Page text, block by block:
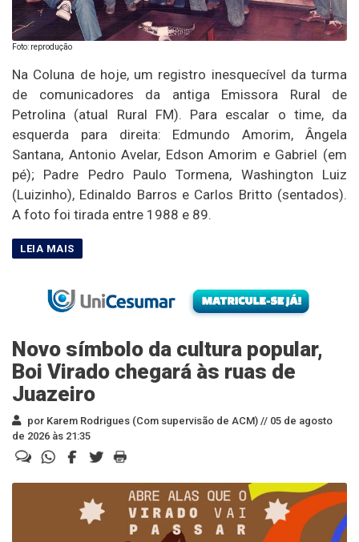
Foto: reprodução
Na Coluna de hoje, um registro inesquecível da turma
de comunicadores da antiga Emissora Rural de
Petrolina (atual Rural FM). Para escalar o time, da
esquerda para direita: Edmundo Amorim, Ângela
Santana, Antonio Avelar, Edson Amorim e Gabriel (em
pé); Padre Pedro Paulo Tormena, Washington Luiz
(Luizinho), Edinaldo Barros e Carlos Britto (sentados).
A foto foi tirada entre 1988 e 89.
Novo símbolo da cultura popular,
Boi Virado chegará às ruas de
Juazeiro
por Karem Rodrigues (Com supervisão de ACM) // 05 de agosto
de 2026 às 21:35